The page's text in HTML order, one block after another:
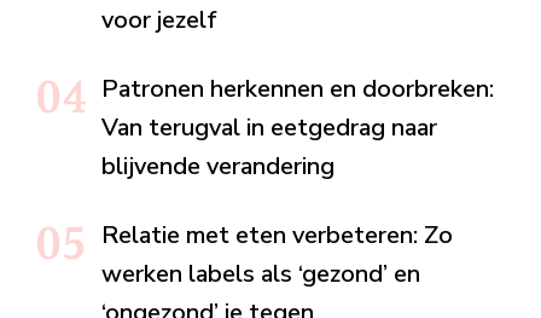
voor jezelf
Patronen herkennen en doorbreken:
Van terugval in eetgedrag naar
blijvende verandering
Relatie met eten verbeteren: Zo
werken labels als ‘gezond’ en